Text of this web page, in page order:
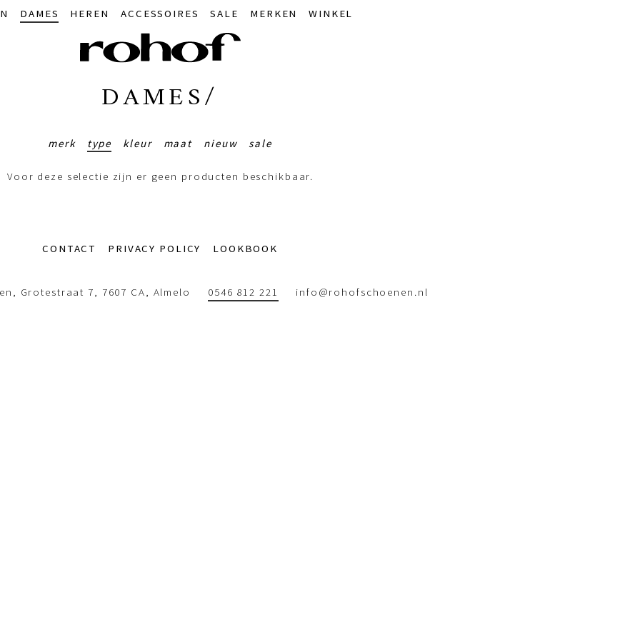
DAMES HEREN ACCESSOIRES SALE MERKEN WINKEL
DAMES/
merk type kleur maat nieuw sale
Voor deze selectie zijn er geen producten beschikbaar.
CONTACT PRIVACY POLICY LOOKBOOK
Grotestraat 7, 7607 CA, Almelo 0546 812 221 info@rohofschoenen.nl